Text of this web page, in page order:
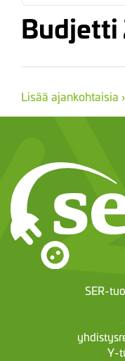
Lisää ajankohtaisia ›
SER-
Y-